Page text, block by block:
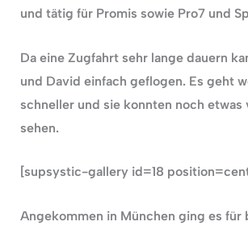
und tätig für Promis sowie Pro7 und
Da eine Zugfahrt sehr lange dauern
und David einfach geflogen. Es geht
schneller und sie konnten noch etwas
sehen.
[supsystic-gallery id=18
Angekommen in München ging es für